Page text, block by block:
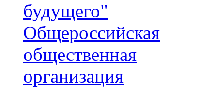
будущего"
Общероссийская
общественная
организация